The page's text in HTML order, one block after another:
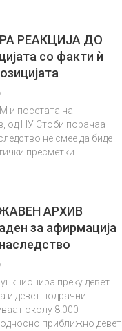
РЕАКЦИЈА ДО
со факти ѝ
и посетата на
од НУ Стоби порачаа
не смее да биде
пресметки.
АРХИВ
за афирмација
преку девет
и девет подрачни
околу 8.000
приближно девет